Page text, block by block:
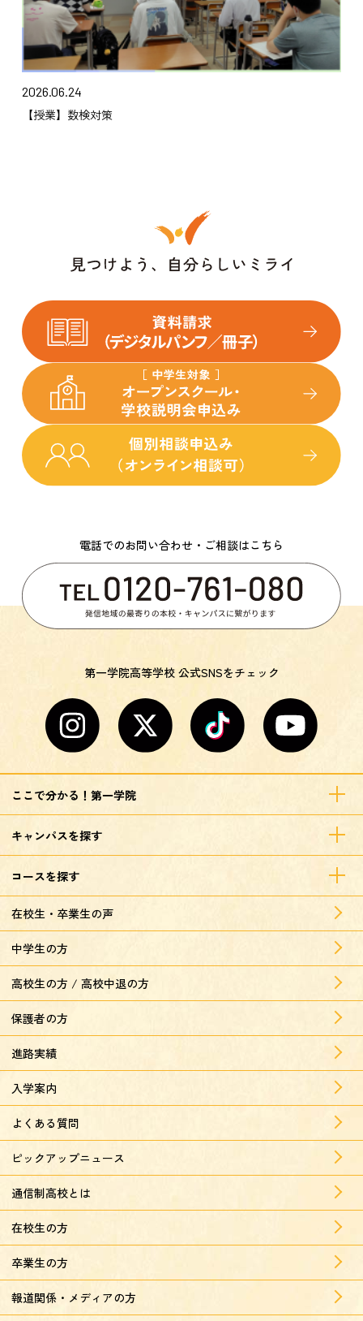
2026.06.24
【授業】数検対策
電話でのお問い合わせ・ご相談はこちら
第一学院高等学校 公式SNSをチェック
ここで分かる！第一学院
キャンパスを探す
コースを探す
在校生・卒業生の声
中学生の方
高校生の方 / 高校中退の方
保護者の方
進路実績
入学案内
よくある質問
ピックアップニュース
通信制高校とは
在校生の方
卒業生の方
報道関係・メディアの方